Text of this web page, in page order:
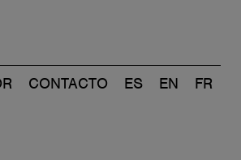
CONTACTO ES EN FR